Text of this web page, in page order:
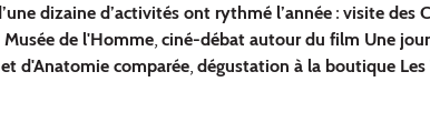
dizaine d’activités ont rythmé l’année : visite des
de l'Homme, ciné-débat autour du film Une
d'Anatomie comparée, dégustation à la boutique Les